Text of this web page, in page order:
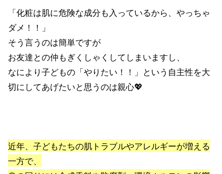
「化粧は肌に危険な成分も入っているから、やっちゃ
ダメ！！」
そう言うのは簡単ですが
お友達との仲もぎくしゃくしてしまいますし、
なにより子どもの「やりたい！！」という自主性を大
切にしてあげたいと思うのは親心💖
近年、子どもたちの肌トラブルやアレルギーが増える
一方で、